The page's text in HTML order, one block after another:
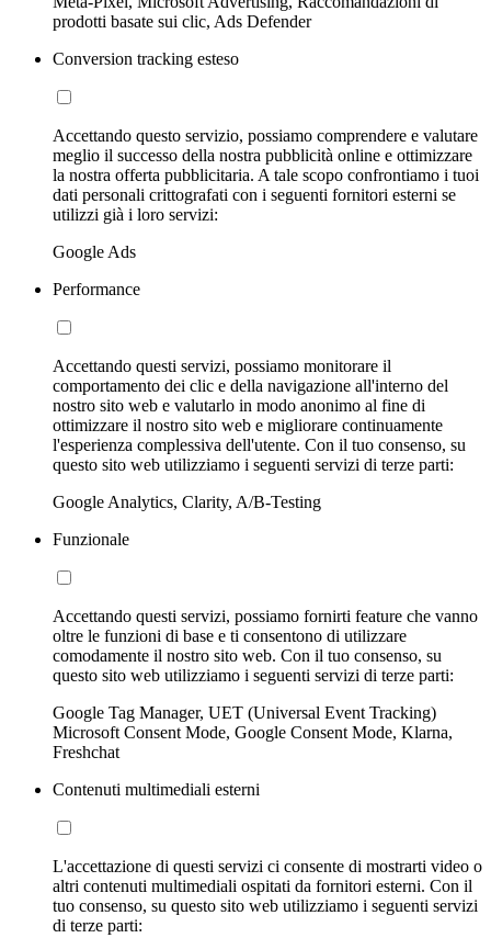
prodotti basate sui clic, Ads Defender
Conversion tracking esteso
Accettando questo servizio, possiamo comprendere e valutare
meglio il successo della nostra pubblicità online e ottimizzare
la nostra offerta pubblicitaria. A tale scopo confrontiamo i tuoi
dati personali crittografati con i seguenti fornitori esterni se
utilizzi già i loro servizi:
Google Ads
Performance
Accettando questi servizi, possiamo monitorare il
comportamento dei clic e della navigazione all'interno del
nostro sito web e valutarlo in modo anonimo al fine di
ottimizzare il nostro sito web e migliorare continuamente
l'esperienza complessiva dell'utente. Con il tuo consenso, su
questo sito web utilizziamo i seguenti servizi di terze parti:
Google Analytics, Clarity, A/B-Testing
Funzionale
Accettando questi servizi, possiamo fornirti feature che vanno
oltre le funzioni di base e ti consentono di utilizzare
comodamente il nostro sito web. Con il tuo consenso, su
questo sito web utilizziamo i seguenti servizi di terze parti:
Google Tag Manager, UET (Universal Event Tracking)
Microsoft Consent Mode, Google Consent Mode, Klarna,
Freshchat
Contenuti multimediali esterni
L'accettazione di questi servizi ci consente di mostrarti video o
altri contenuti multimediali ospitati da fornitori esterni. Con il
tuo consenso, su questo sito web utilizziamo i seguenti servizi
di terze parti: